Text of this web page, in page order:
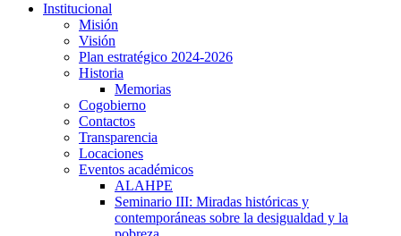
Institucional
Misión
Visión
Plan estratégico 2024-2026
Historia
Memorias
Cogobierno
Contactos
Transparencia
Locaciones
Eventos académicos
ALAHPE
Seminario III: Miradas históricas y
contemporáneas sobre la desigualdad y la